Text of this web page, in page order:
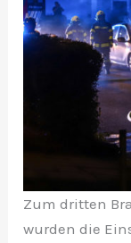
Zum dritten
wurden die